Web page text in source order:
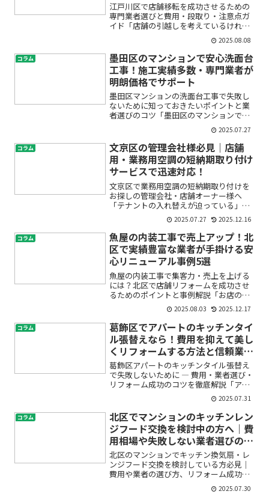
江戸川区で店舗移転を成功させるための
専門業者選びと費用・段取り・注意点ガ
イド「店舗の引越しを考えているけれ
ど、どんな手順で進めればいいのか分か
らない」「費用や準備で失敗したくな
い」「信頼できる業者の選び方が知りた
い」――江戸川区で店舗移転を...
2025.08.08
コラム
墨田区のマンションで安心洗面台
工事！施工実績多数・専門業者が
明朗価格でサポート
墨田区マンションの洗面台工事で失敗し
ないために知っておきたいポイントと業
者選びのコツ「墨田区のマンションで洗
面台を交換したいけれど、本当に信頼で
きる業者はどこ？」「費用や工事内容、
トラブルの心配もあって不安…」そんな
お悩みをお持ちではありま...
2025.07.27
コラム
文京区の管理会社様必見｜店舗
用・業務用空調の短納期取り付け
サービスで迅速対応！
文京区で業務用空調の短納期取り付けを
お探しの管理会社・店舗オーナー様へ
「テナントの入れ替えが迫っている」
「急な空調トラブルで早急に交換が必
要」「店舗の営業開始日が決まっている
のに、業務用エアコンの設置が間に合わ
なかったらどうしよう…」——。...
2025.07.27 2025.12.16
コラム
魚屋の内装工事で売上アップ！北
区で実績豊富な業者が手掛ける安
心リニューアル事例5選
魚屋の内装工事で集客力・売上を上げる
には？北区で店舗リフォームを成功させ
るためのポイントと事例解説「お店の見
た目や使い勝手が古くなってきたけど、
魚屋の内装工事って何から始めればいい
の？」「北区で信頼できる店舗リフォー
ム業者にお願いしたいけど...
2025.08.03 2025.12.17
コラム
葛飾区でアパートのキッチンタイ
ル張替えなら！費用を抑えて美し
くリフォームする方法と信頼業者
の選び方
葛飾区アパートのキッチンタイル張替え
で失敗しないために ― 費用・業者選び・
リフォーム成功のコツを徹底解説「アパ
ートのキッチンが古くなって見栄えが悪
い」「タイルの剥がれやカビが気にな
る」「入居者の満足度を上げて空室対策
したい」――そんなお悩...
2025.07.31
コラム
北区でマンションのキッチンレン
ジフード交換を検討中の方へ｜費
用相場や失敗しない業者選びのポ
イント
北区のマンションでキッチン換気扇・レ
ンジフード交換を検討している方必見｜
費用や業者の選び方、リフォーム成功の
コツを徹底解説「キッチンの換気扇が古
くて動きが悪い」「レンジフードから異
2025.07.30